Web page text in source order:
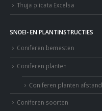
Thuja plicata Excelsa
SNOEI- EN PLANTINSTRUCTIES
Coniferen bemesten
Coniferen planten
Coniferen planten afstand
Coniferen soorten